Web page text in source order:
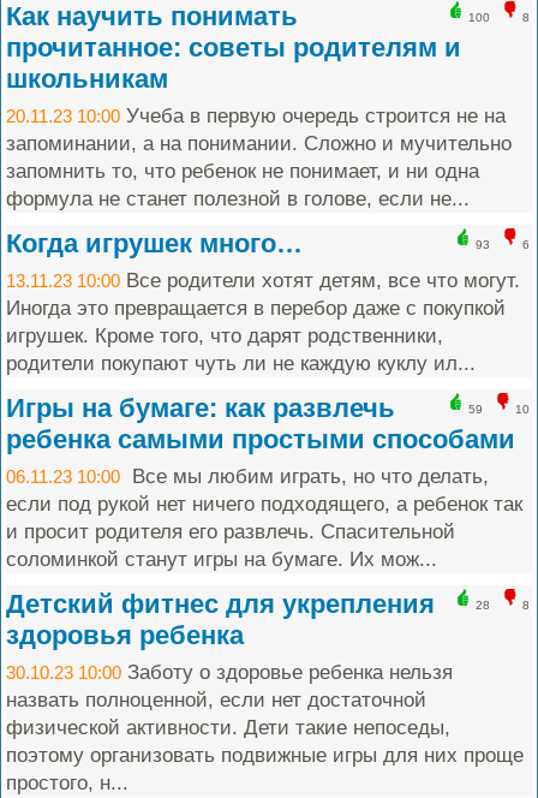
100 8
Как научить понимать
прочитанное: советы родителям и
школьникам
20.11.23 10:00 Учеба в первую очередь строится не на
запоминании, а на понимании. Сложно и мучительно
запомнить то, что ребенок не понимает, и ни одна
формула не станет полезной в голове, если не...
93 6
Когда игрушек много…
13.11.23 10:00 Все родители хотят детям, все что могут.
Иногда это превращается в перебор даже с покупкой
игрушек. Кроме того, что дарят родственники,
родители покупают чуть ли не каждую куклу ил...
59 10
Игры на бумаге: как развлечь
ребенка самыми простыми способами
06.11.23 10:00 Все мы любим играть, но что делать,
если под рукой нет ничего подходящего, а ребенок так
и просит родителя его развлечь. Спасительной
соломинкой станут игры на бумаге. Их мож...
28 8
Детский фитнес для укрепления
здоровья ребенка
30.10.23 10:00 Заботу о здоровье ребенка нельзя
назвать полноценной, если нет достаточной
физической активности. Дети такие непоседы,
поэтому организовать подвижные игры для них проще
простого, н...